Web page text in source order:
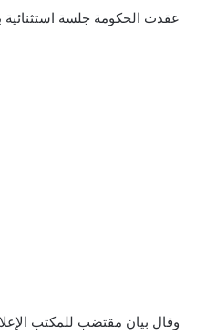
عقدت الحكومة جلسة استثنائية
وقال بيان مقتضب للمكتب